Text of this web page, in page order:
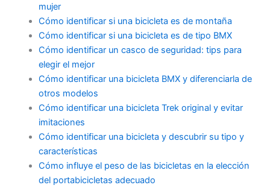
mujer
Cómo identificar si una bicicleta es de montaña
Cómo identificar si una bicicleta es de tipo BMX
Cómo identificar un casco de seguridad: tips para
elegir el mejor
Cómo identificar una bicicleta BMX y diferenciarla de
otros modelos
Cómo identificar una bicicleta Trek original y evitar
imitaciones
Cómo identificar una bicicleta y descubrir su tipo y
características
Cómo influye el peso de las bicicletas en la elección
del portabicicletas adecuado